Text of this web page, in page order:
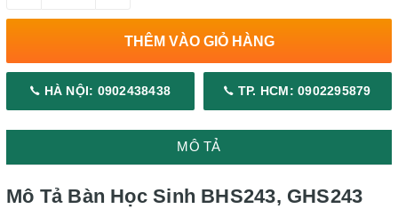
THÊM VÀO GIỎ HÀNG
HÀ NỘI: 0902438438 TP. HCM: 0902295879
MÔ TẢ
Mô Tả Bàn Học Sinh BHS243, GHS243